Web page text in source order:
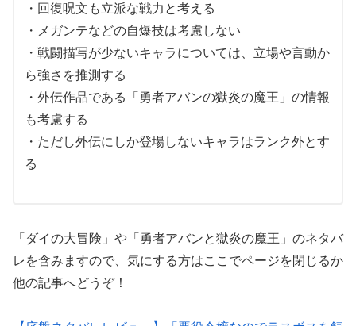
・回復呪文も立派な戦力と考える
・メガンテなどの自爆技は考慮しない
・戦闘描写が少ないキャラについては、立場や言動か
ら強さを推測する
・外伝作品である「勇者アバンの獄炎の魔王」の情報
も考慮する
・ただし外伝にしか登場しないキャラはランク外とす
る
「ダイの大冒険」や「勇者アバンと獄炎の魔王」のネタバ
レを含みますので、気にする方はここでページを閉じるか
他の記事へどうぞ！